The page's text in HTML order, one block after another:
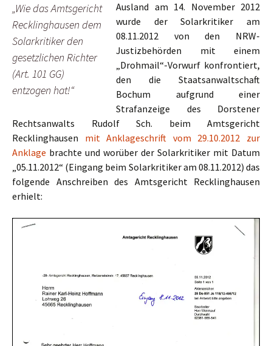
„Wie das Amtsgericht
Recklinghausen dem
Solarkritiker den
gesetzlichen Richter
(Art. 101 GG)
entzogen hat!“
Ausland am 14. November 2012
wurde der Solarkritiker am
08.11.2012 von den NRW-
Justizbehörden mit einem
„Drohmail“-Vorwurf konfrontiert,
den die Staatsanwaltschaft
Bochum aufgrund einer
Strafanzeige des Dorstener
Rechtsanwalts Rudolf Sch. beim Amtsgericht
Recklinghausen mit Anklageschrift vom 29.10.2012 zur
Anklage brachte und worüber der Solarkritiker mit Datum
„05.11.2012“ (Eingang beim Solarkritiker am 08.11.2012) das
folgende Anschreiben des Amtsgericht Recklinghausen
erhielt: